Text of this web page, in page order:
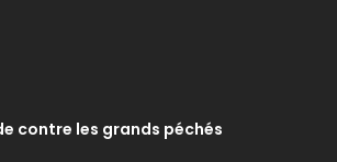
contre les grands péchés